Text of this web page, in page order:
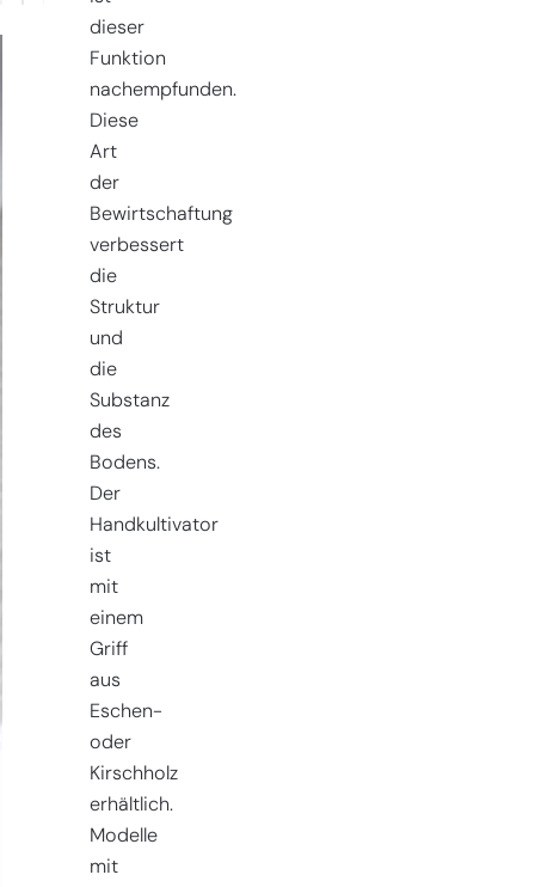
dieser
Funktion
nachempfunden.
Diese
Art
der
Bewirtschaftung
verbessert
die
Struktur
und
die
Substanz
des
Bodens.
Der
Handkultivator
ist
mit
einem
Griff
aus
Eschen-
oder
Kirschholz
erhältlich.
Modelle
mit